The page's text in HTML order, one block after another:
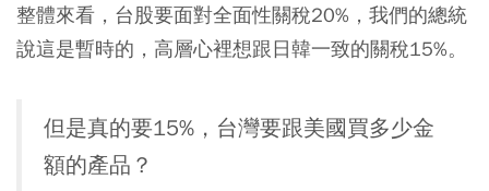
整體來看，台股要面對全面性關稅20%，我們的總統
說這是暫時的，高層心裡想跟日韓一致的關稅15%。
但是真的要15%，台灣要跟美國買多少金
額的產品？